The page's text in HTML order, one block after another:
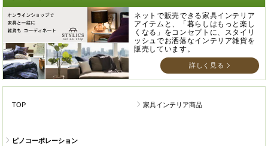
ネットで販売できる家具インテリア
アイテムと、「暮らしはもっと楽し
くなる」をコンセプトに、スタイリ
ッシュでお洒落なインテリア雑貨を
販売しています。
詳しく見る
TOP 家具インテリア商品
ピノコーポレーション